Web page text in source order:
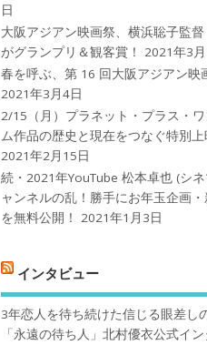
日
大阪アジアン映画祭、横浜聡子監督
がグランプリ＆観客賞！
2021年3
春を呼ぶ、第 16 回大阪アジアン映
2021年3月4日
2/15（月）プラネット・プラス・
ム作品の歴史と現在をつなぐ特別上
2021年2月15日
続・2021年YouTube 松本卓也 (シ
ャンネルの乱！勝手にお年玉企画
を無料公開！
2021年1月3日
インタビュー
3年恋人を待ち続けた信じる眼差し
「永遠の待ち人」北村優衣公式イ